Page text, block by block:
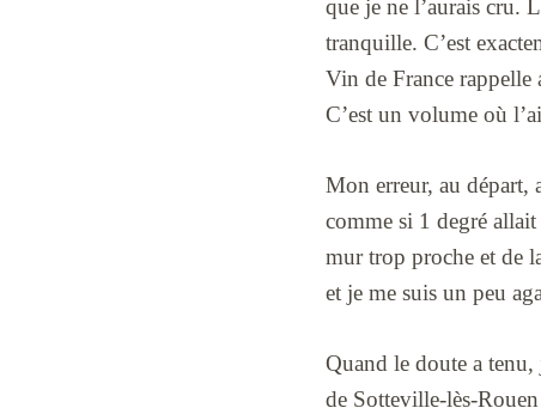
que je ne l’aurais cru.
tranquille. C’est
Vin de France rappelle
C’est un volume où
Mon erreur, au départ,
comme si 1 degré
mur trop proche et de
et je me suis un peu
Quand le doute a
de Sotteville-lès-